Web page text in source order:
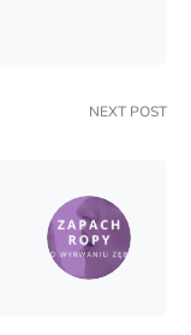
NEXT POST